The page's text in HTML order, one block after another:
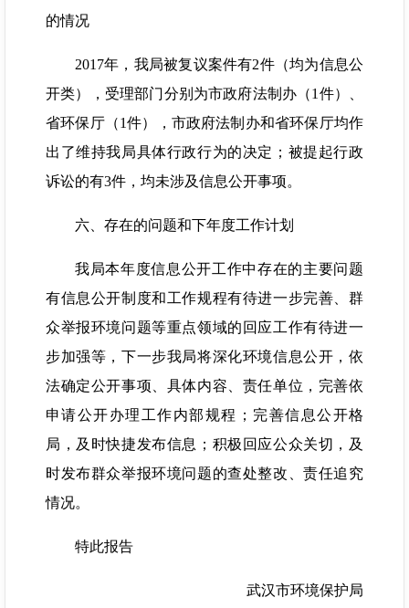
的情况
2017年，我局被复议案件有2件（均为信息公
开类），受理部门分别为市政府法制办（1件）、
省环保厅（1件），市政府法制办和省环保厅均作
出了维持我局具体行政行为的决定；被提起行政
诉讼的有3件，均未涉及信息公开事项。
六、存在的问题和下年度工作计划
我局本年度信息公开工作中存在的主要问题
有信息公开制度和工作规程有待进一步完善、群
众举报环境问题等重点领域的回应工作有待进一
步加强等，下一步我局将深化环境信息公开，依
法确定公开事项、具体内容、责任单位，完善依
申请公开办理工作内部规程；完善信息公开格
局，及时快捷发布信息；积极回应公众关切，及
时发布群众举报环境问题的查处整改、责任追究
情况。
特此报告
武汉市环境保护局